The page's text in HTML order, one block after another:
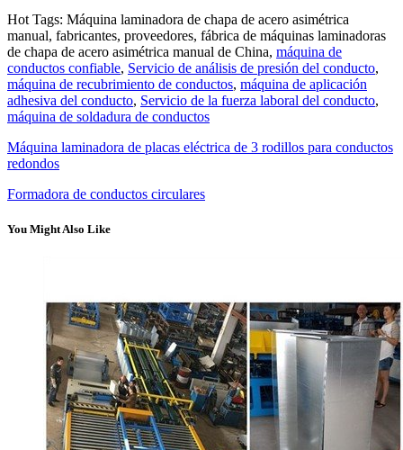
Hot Tags: Máquina laminadora de chapa de acero asimétrica
manual, fabricantes, proveedores, fábrica de máquinas laminadoras
de chapa de acero asimétrica manual de China, máquina de
conductos confiable, Servicio de análisis de presión del conducto,
máquina de recubrimiento de conductos, máquina de aplicación
adhesiva del conducto, Servicio de la fuerza laboral del conducto,
máquina de soldadura de conductos
Máquina laminadora de placas eléctrica de 3 rodillos para conductos
redondos
Formadora de conductos circulares
You Might Also Like